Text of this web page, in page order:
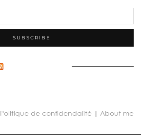
Politique de confidendalité | About me